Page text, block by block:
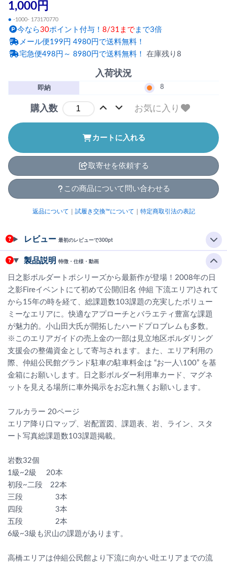
1,000円
● -1000- 173170770
今なら30ポイント付与！ 8/31まで まで3倍
メール便199円 4980円で送料無料！
宅急便498円～ 8980円で送料無料！ 在庫残り8
入荷状況
即納 8
購入数 お気に入り
カートに入れる
取寄せを依頼する
この商品について問い合わせる
返品について 試履き交換™について 特定商取引法の表記
レビュー 最初のレビューで300pt
製品説明 特徴・仕様・動画
日之影ボルダートポシリーズから最新作が登場！2008年の日
之影Fireイベントにて初めて公開(旧名 仲組 下流エリア)されて
から15年の時を経て、総課題数103課題の充実したボリュー
ミーなエリアに。快適なアプローチとバラエティ豊富な課題
が魅力的。小山田大氏が開拓したハードプロブレムも多数。
※このエリアガイドの売上金の一部は見立地区ボルダリング
支援会の整備資金として寄与されます。また、エリア利用の
際、仲組公民館グランド駐車の駐車料金は “お一人\100” を基
金箱にお願いします。日之影ボルダー利用車カード、マグネ
ットを見える場所に車外掲示をお忘れ無くお願いします。
フルカラー 20ページ
エリア降り口マップ、岩配置図、課題表、岩、ライン、スタ
ート写真総課題数103課題掲載。
岩数32個
1級~2級 20本
初段~二段 22本
三段 3本
四段 3本
五段 2本
6級~3級も沢山の課題があります。
高橋エリアは仲組公民館より下流に向かい吐エリアまでの流